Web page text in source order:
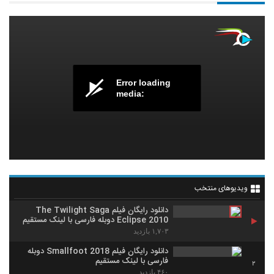
Error loading
media:
ویدیوهای منتخب
دانلود رایگان فیلم The Twilight Saga
Eclipse 2010 دوبله فارسی با لینک مستقیم
۱,۷۰۳ بازدید
2
دانلود رایگان فیلم Smallfoot 2018 دوبله
فارسی با لینک مستقیم
۴۶۰ بازدید